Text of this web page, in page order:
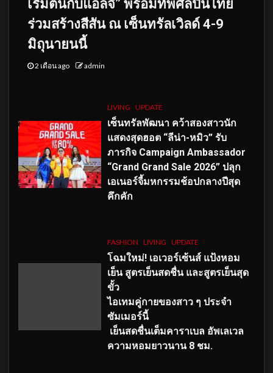
เริ่มต้นกับแอลจี” พร้อมทัพศิลปินไทย
ร่วมสร้างสีสัน ณ เซ็นทรัลเวิลด์ 4-9
มิถุนายนนี้
2 เดือน ago admin
LIVING UPDATE
เซ็นทรัลพัฒนา คว้าสองสาวนัก
แสดงสุดฮอต “ลีน่า-หมิว” รับ
ภารกิจ Campaign Ambassador
“Grand Grand Sale 2026” ปลุก
เอเนอร์จี้มหกรรมช้อปกลางปีสุด
คึกคัก
FASHION LIVING UPDATE
โฉมใหม่! เอเวอร์เซ้นส์ แป้งหอม
เย็น สูตรเย็นสดชื่น และสูตรเย็นสุด
ขั้ว
ไอเทมคู่กายของสาว ๆ ประจำ
ซัมเมอร์นี้
เย็นสดชื่นเต็มคาราเบล อัพเลเวล
ความหอมยาวนาน 8 ชม.